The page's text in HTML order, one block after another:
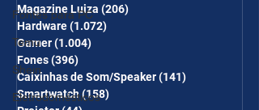
Fontes para PC
Temu
Shein
Eletrodomésticos
Magazine Luiza (206)
Hardware(1.072)
Gamer(1.004)
Fones(396)
Caixinhas de Som/Speaker(141)
Smartwatch(158)